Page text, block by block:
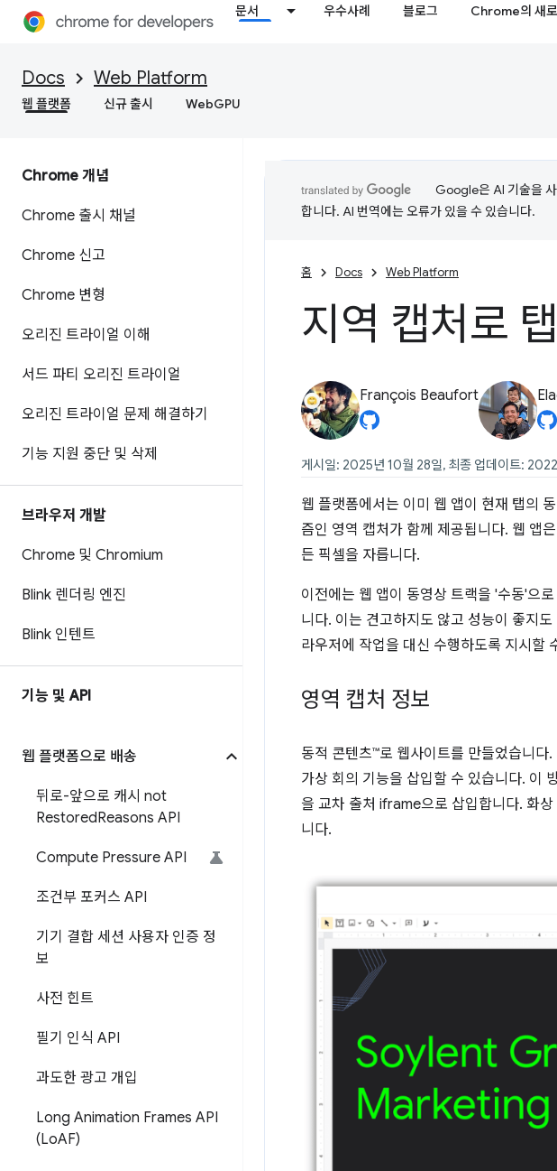
문서 우수사례 블로그 Chrome의 새
Docs Web Platform
웹 플랫폼 신규 출시 WebGPU
Chrome 개념
Chrome 출시 채널
Chrome 신고
Chrome 변형
오리진 트라이얼 이해
서드 파티 오리진 트라이얼
오리진 트라이얼 문제 해결하기
기능 지원 중단 및 삭제
브라우저 개발
Chrome 및 Chromium
Blink 렌더링 엔진
Blink 인텐트
기능 및 API
웹 플랫폼으로 배송
뒤로-앞으로 캐시 not
RestoredReasons API
Compute Pressure API
조건부 포커스 API
기기 결합 세션 사용자 인증 정
보
사전 힌트
필기 인식 API
과도한 광고 개입
Long Animation Frames API
(LoAF)
Google은 AI 기술을
합니다. AI 번역에는 오류가 있을 수 있습니다.
홈 Docs Web Platform
지역 캡처로
François Beaufort
게시일: 2025년 10월 28일, 최종 업데이트:
웹 플랫폼에서는 이미 웹 앱이 현재 탭의
즘인 영역 캡처가 함께 제공됩니다. 웹 앱
든 픽셀을 자릅니다.
이전에는 웹 앱이 동영상 트랙을 '수동'으
니다. 이는 견고하지도 않고 성능이 좋지
라우저에 작업을 대신 수행하도록 지시할
영역 캡처 정보
동적 콘텐츠™로 웹사이트를 만들었습니
가상 회의 기능을 삽입할 수 있습니다. 이
을 교차 출처 iframe으로 삽입합니다. 화
니다.